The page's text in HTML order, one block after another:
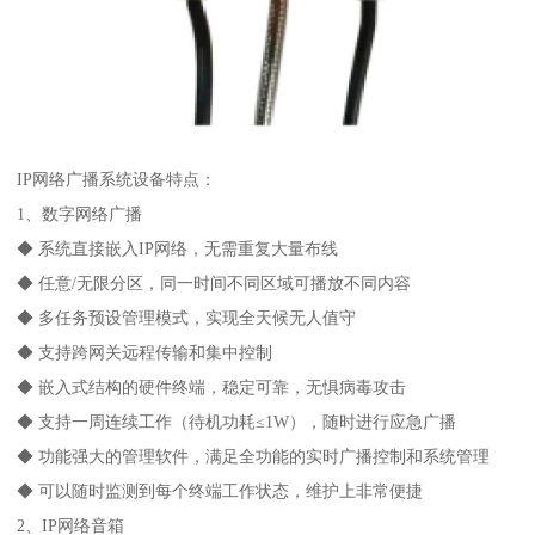
IP网络广播系统设备特点：
1、数字网络广播
◆ 系统直接嵌入IP网络，无需重复大量布线
◆ 任意/无限分区，同一时间不同区域可播放不同内容
◆ 多任务预设管理模式，实现全天候无人值守
◆ 支持跨网关远程传输和集中控制
◆ 嵌入式结构的硬件终端，稳定可靠，无惧病毒攻击
◆ 支持一周连续工作（待机功耗≤1W），随时进行应急广播
◆ 功能强大的管理软件，满足全功能的实时广播控制和系统管理
◆ 可以随时监测到每个终端工作状态，维护上非常便捷
2、IP网络音箱